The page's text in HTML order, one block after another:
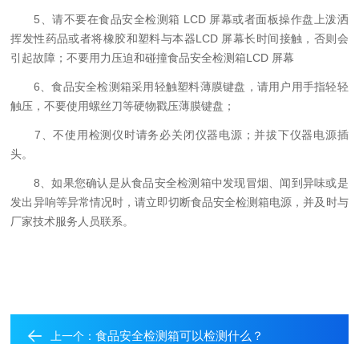
5、请不要在食品安全检测箱 LCD 屏幕或者面板操作盘上泼洒
挥发性药品或者将橡胶和塑料与本器LCD 屏幕长时间接触，否则会
引起故障；不要用力压迫和碰撞食品安全检测箱LCD 屏幕
6、食品安全检测箱采用轻触塑料薄膜键盘，请用户用手指轻轻
触压，不要使用螺丝刀等硬物戳压薄膜键盘；
7、不使用检测仪时请务必关闭仪器电源；并拔下仪器电源插
头。
8、如果您确认是从食品安全检测箱中发现冒烟、闻到异味或是
发出异响等异常情况时，请立即切断食品安全检测箱电源，并及时与
厂家技术服务人员联系。
上一个：食品安全检测箱可以检测什么？